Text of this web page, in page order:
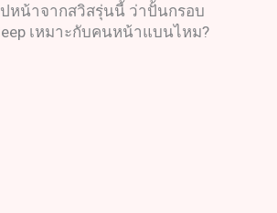
ปหน้าจากสวิสรุ่นนี้ ว่าปั้นกรอบ
เหมาะกับคนหน้าแบนไหม?